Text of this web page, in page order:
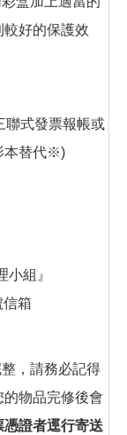
好的保護效
式發票報帳或
本替代※)
組』
箱
，請務必記得
物品完修後會
證者逕行寄送